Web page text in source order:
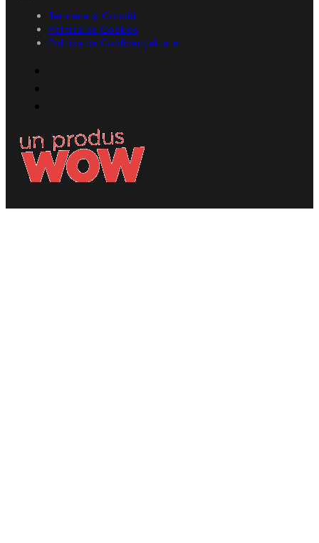
Termene și Condiții
Politica de Cookies
Politica de Confidențialitate